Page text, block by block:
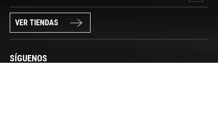
VER TIENDAS
SÍGUENOS